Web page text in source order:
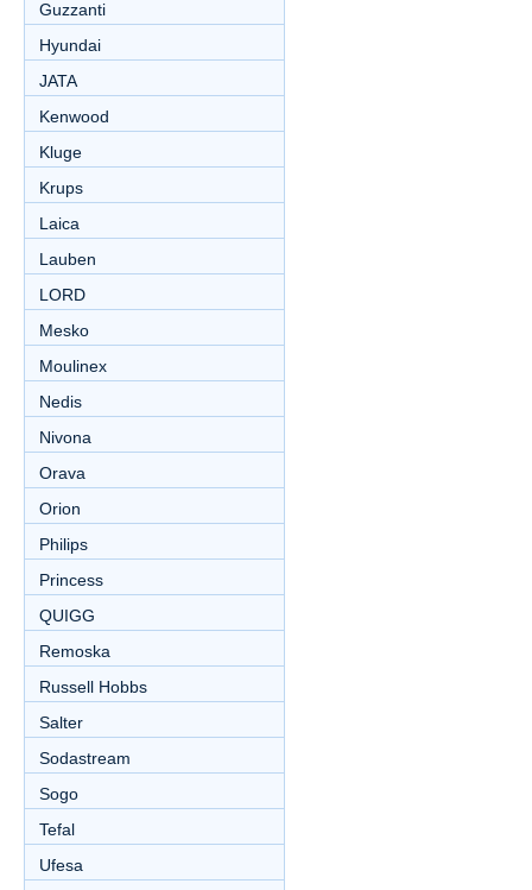
Guzzanti
Hyundai
JATA
Kenwood
Kluge
Krups
Laica
Lauben
LORD
Mesko
Moulinex
Nedis
Nivona
Orava
Orion
Philips
Princess
QUIGG
Remoska
Russell Hobbs
Salter
Sodastream
Sogo
Tefal
Ufesa